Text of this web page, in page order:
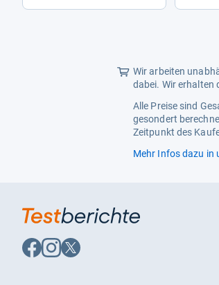
Wir arbeiten
dabei. Wir erhalten
Alle Preise sind
gesondert
Zeitpunkt des
Mehr Infos dazu in
Auf
Facebook
Auf
Instagram
Auf
X